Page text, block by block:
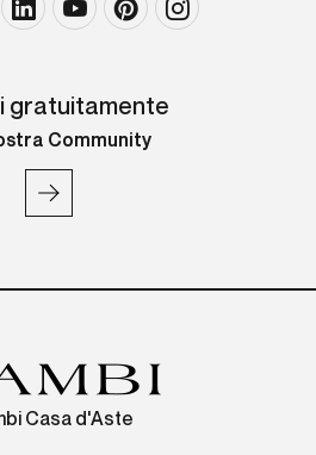
gratuitamente
Community
Casa d'Aste